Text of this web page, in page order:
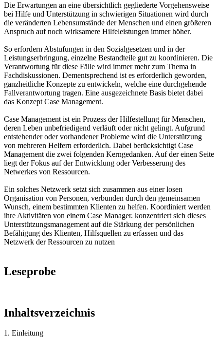
Die Erwartungen an eine übersichtlich gegliederte Vorgehensweise
bei Hilfe und Unterstützung in schwierigen Situationen wird durch
die veränderten Lebensumstände der Menschen und einen größeren
Anspruch auf noch wirksamere Hilfeleistungen immer höher.
So erfordern Abstufungen in den Sozialgesetzen und in der
Leistungserbringung, einzelne Bestandteile gut zu koordinieren. Die
Verantwortung für diese Fälle wird immer mehr zum Thema in
Fachdiskussionen. Dementsprechend ist es erforderlich geworden,
ganzheitliche Konzepte zu entwickeln, welche eine durchgehende
Fallverantwortung tragen. Eine ausgezeichnete Basis bietet dabei
das Konzept Case Management.
Case Management ist ein Prozess der Hilfestellung für Menschen,
deren Leben unbefriedigend verläuft oder nicht gelingt. Aufgrund
entstehender oder vorhandener Probleme wird die Unterstützung
von mehreren Helfern erforderlich. Dabei berücksichtigt Case
Management die zwei folgenden Kerngedanken. Auf der einen Seite
liegt der Fokus auf der Entwicklung oder Verbesserung des
Netwerkes von Ressourcen.
Ein solches Netzwerk setzt sich zusammen aus einer losen
Organisation von Personen, verbunden durch den gemeinsamen
Wunsch, einem bestimmten Klienten zu helfen. Koordiniert werden
ihre Aktivitäten von einem Case Manager. konzentriert sich dieses
Unterstützungsmanagement auf die Stärkung der persönlichen
Befähigung des Klienten, Hilfsquellen zu erfassen und das
Netzwerk der Ressourcen zu nutzen
Leseprobe
Inhaltsverzeichnis
1. Einleitung